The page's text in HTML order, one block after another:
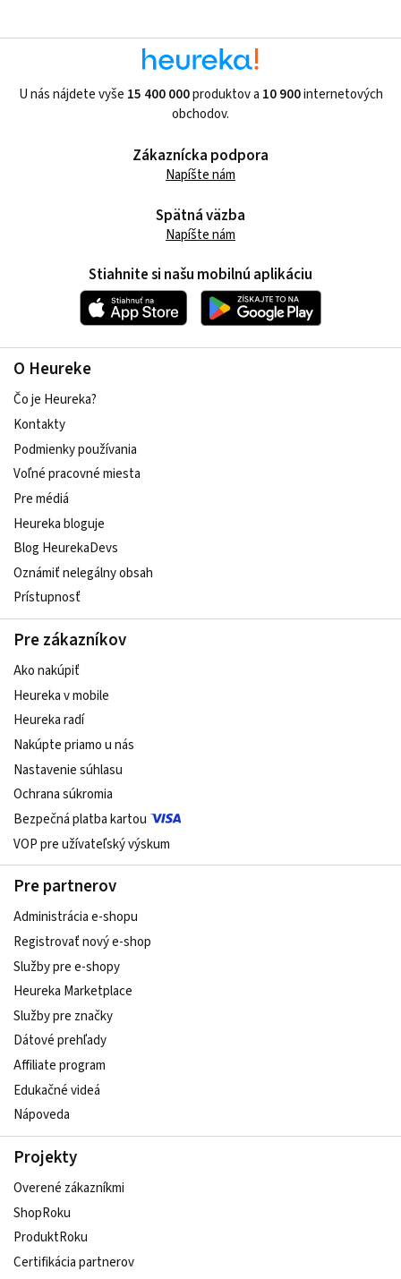
U nás nájdete vyše 15 400 000produktov a 10 900internetových
obchodov.
O Heureke
Čo je Heureka?
Kontakty
Podmienky používania
Voľné pracovné miesta
Pre médiá
Heureka bloguje
Blog HeurekaDevs
Oznámiť nelegálny obsah
Prístupnosť
Pre zákazníkov
Ako nakúpiť
Heureka v mobile
Heureka radí
Nakúpte priamo u nás
Nastavenie súhlasu
Ochrana súkromia
Bezpečná platba kartou
VOP pre užívateľský výskum
Pre partnerov
Administrácia e-shopu
Registrovať nový e-shop
Služby pre e‑shopy
Heureka Marketplace
Služby pre značky
Dátové prehľady
Affiliate program
Edukačné videá
Nápoveda
Projekty
Overené zákazníkmi
ShopRoku
ProduktRoku
Certifikácia partnerov
Zákaznícka podpora
Napíšte nám
Spätná väzba
Napíšte nám
Stiahnite si našu mobilnú aplikáciu